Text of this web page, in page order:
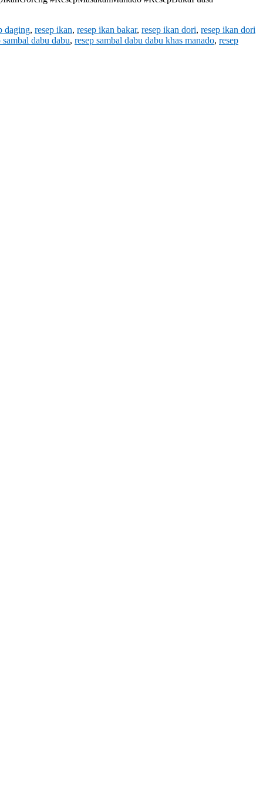
daging, resep ikan, resep ikan bakar, resep ikan dori, resep ikan dori
sambal dabu dabu, resep sambal dabu dabu khas manado, resep